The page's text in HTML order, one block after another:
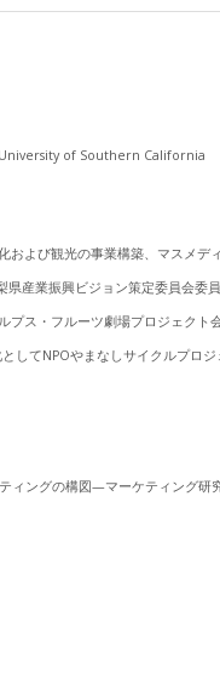
University of Southern California
および観光の事業構築、マスメデ
県産業振興ビジョン策定委員会委
ス・フルーツ劇場プロジェクト会
してNPOやまなしサイクルプロジ
ィングの構図—マーケティング研